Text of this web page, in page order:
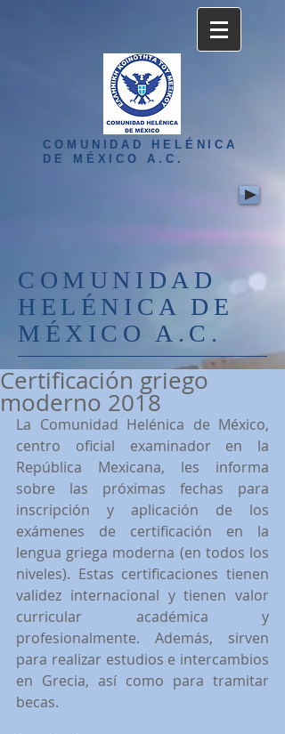
COMUNIDAD HELÉNICA
DE MÉXICO A.C.
COMUNIDAD
HELÉNICA DE
MÉXICO A.C.
Certificación griego
moderno 2018
La Comunidad Helénica de México,
centro oficial examinador en la
República Mexicana, les informa
sobre las próximas fechas para
inscripción y aplicación de los
exámenes de certificación en la
lengua griega moderna (en todos los
niveles). Estas certificaciones tienen
validez internacional y tienen valor
curricular académica y
profesionalmente. Además, sirven
para realizar estudios e intercambios
en Grecia, así como para tramitar
becas.